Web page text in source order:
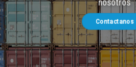
nosotros
Contactanos